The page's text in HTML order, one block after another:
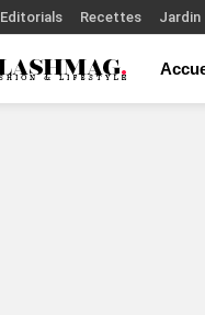
Editorials Recettes Jardin